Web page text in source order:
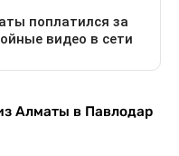
Алматы в Павлодар